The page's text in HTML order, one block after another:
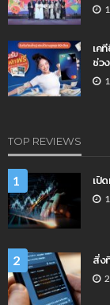
เค
ช่ว
TOP REVIEWS
1 เปิ
2 สิ่ง